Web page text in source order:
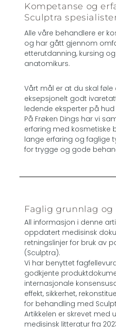
Kompetanse og
Sculptra
Alle våre behandlere er
og har gått gjennom
etterutdanning, kursing
anatomikurs.
Vårt mål er at du skal
eksepsjonelt godt
ledende eksperter på
På Frøken Dings har vi
erfaring med kosmetiske
lange erfaring og faglige
for trygge og gode
Faglig grunnlag
All informasjon i denne
oppdatert medisinsk
retningslinjer for bruk av
(Sculptra).
Vi har benyttet
godkjente
internasjonale
effekt, sikkerhet,
for behandling med
Artikkelen er skrevet med
medisinsk litteratur fra